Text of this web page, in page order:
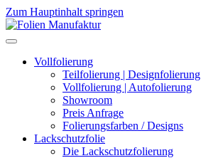
Zum Hauptinhalt springen
Vollfolierung
Teilfolierung | Designfolierung
Vollfolierung | Autofolierung
Showroom
Preis Anfrage
Folierungsfarben / Designs
Lackschutzfolie
Die Lackschutzfolierung